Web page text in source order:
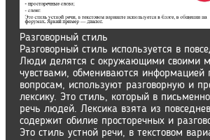
Разговорный стиль
Разговорный стиль используется в
Люди делятся с окружающими своими
чувствами, обмениваются информацией
вопросам, используют разговорную и
лексику. Это стиль, который в
речь людей. Лексика взята из
содержит обилие просторечных и
Это стиль устной речи, в текстовом